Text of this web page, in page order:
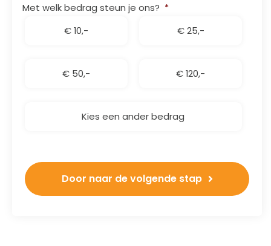
Met welk bedrag steun je ons? *
€ 10,-
€ 25,-
€ 50,- € 120,-
Kies een ander bedrag
Door naar de volgende stap